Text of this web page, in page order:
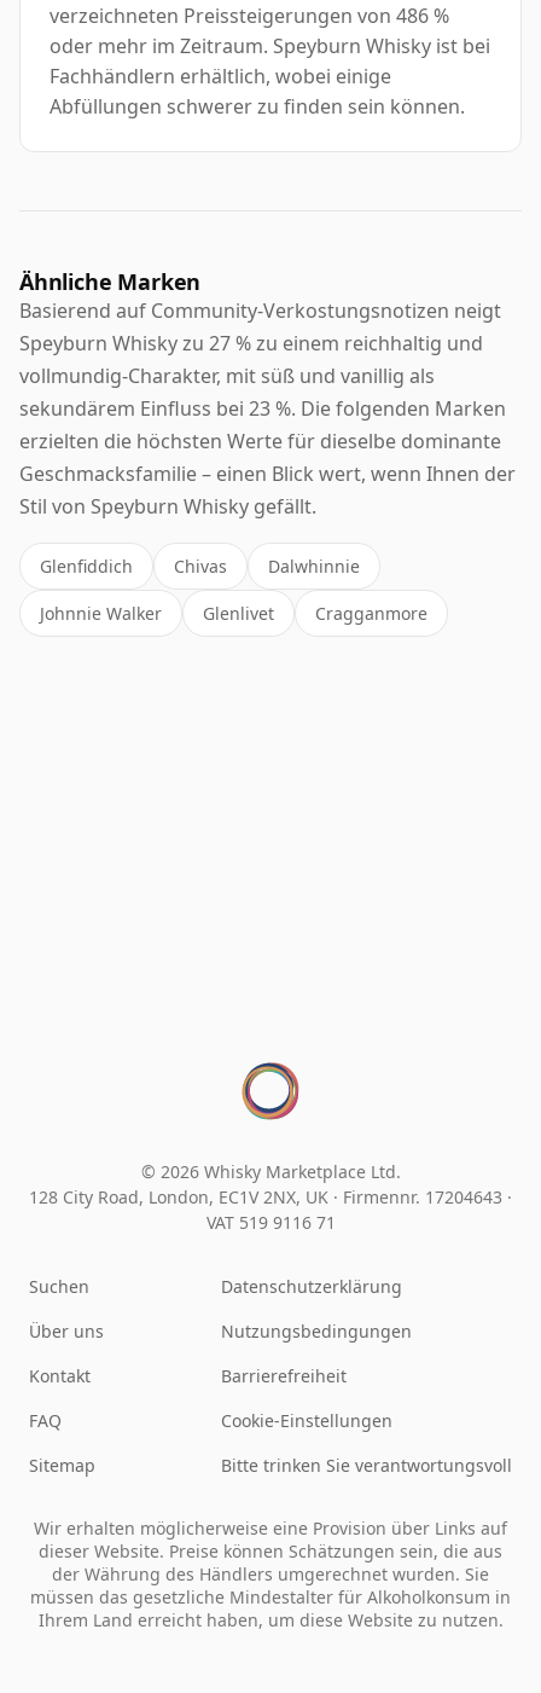
verzeichneten Preissteigerungen von 486 %
oder mehr im Zeitraum. Speyburn Whisky ist bei
Fachhändlern erhältlich, wobei einige
Abfüllungen schwerer zu finden sein können.
Ähnliche Marken
Basierend auf Community-Verkostungsnotizen neigt
Speyburn Whisky zu 27 % zu einem reichhaltig und
vollmundig-Charakter, mit süß und vanillig als
sekundärem Einfluss bei 23 %. Die folgenden Marken
erzielten die höchsten Werte für dieselbe dominante
Geschmacksfamilie – einen Blick wert, wenn Ihnen der
Stil von Speyburn Whisky gefällt.
Glenfiddich Chivas Dalwhinnie
Johnnie Walker Glenlivet Cragganmore
© 2026 Whisky Marketplace Ltd.
128 City Road, London, EC1V 2NX, UK · Firmennr. 17204643 ·
VAT 519 9116 71
Suchen
Über uns
Kontakt
FAQ
Sitemap
Datenschutzerklärung
Nutzungsbedingungen
Barrierefreiheit
Cookie-Einstellungen
Bitte trinken Sie verantwortungsvoll
Wir erhalten möglicherweise eine Provision über Links auf
dieser Website. Preise können Schätzungen sein, die aus
der Währung des Händlers umgerechnet wurden. Sie
müssen das gesetzliche Mindestalter für Alkoholkonsum in
Ihrem Land erreicht haben, um diese Website zu nutzen.